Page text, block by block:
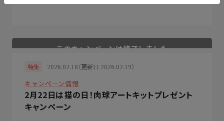
特集 2026.02.18（更新日 2026.02.19）
キャンペーン情報
2月22日は猫の日！肉球アートキットプレゼント
キャンペーン